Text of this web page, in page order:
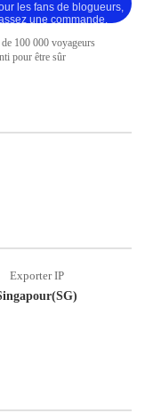
les fans de blogueurs,
une commande.
100 000 voyageurs
pour être sûr
Exporter IP